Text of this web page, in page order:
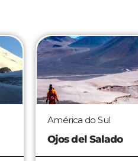
Africano
Serengeti -